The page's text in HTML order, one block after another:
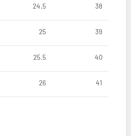
38
24.5
39
25
40
25.5
41
26